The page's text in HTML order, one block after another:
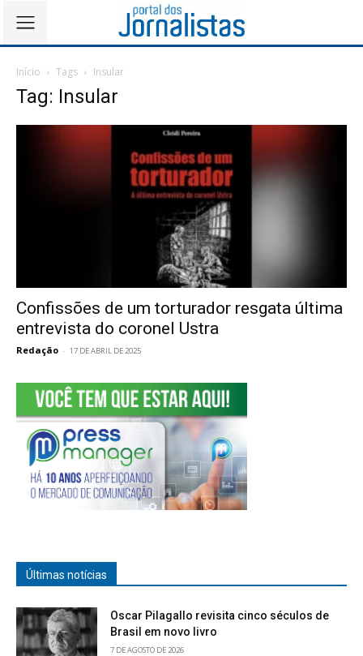
Início Tags Insular
Tag: Insular
Confissões de um torturador resgata última
entrevista do coronel Ustra
Redação - 17 DE ABRIL DE 2025
Últimas notícias
Oscar Pilagallo revisita cinco séculos de
Brasil em novo livro
7 DE AGOSTO DE 2026